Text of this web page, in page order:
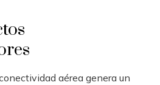
aérea genera un